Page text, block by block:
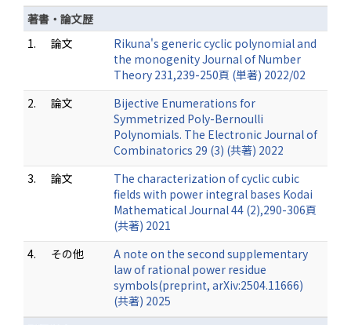
著書・論文歴
1.
論文
Rikuna's generic cyclic polynomial and
the monogenity Journal of Number
Theory 231,239-250頁 (単著) 2022/02
2.
論文
Bijective Enumerations for
Symmetrized Poly-Bernoulli
Polynomials. The Electronic Journal of
Combinatorics 29 (3) (共著) 2022
3.
論文
The characterization of cyclic cubic
fields with power integral bases Kodai
Mathematical Journal 44 (2),290-306頁
(共著) 2021
4.
その他
A note on the second supplementary
law of rational power residue
symbols(preprint, arXiv:2504.11666)
(共著) 2025